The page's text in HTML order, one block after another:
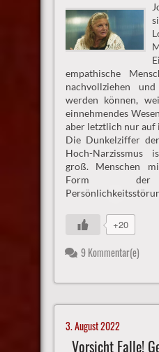
empathische
nachvollziehen
werden können,
einnehmendes
aber letztlich nur auf
Die Dunkelziffer
Hoch-Narzissmus
groß. Menschen
Form der
+20
9 Kommentar(e)
3. August 2022